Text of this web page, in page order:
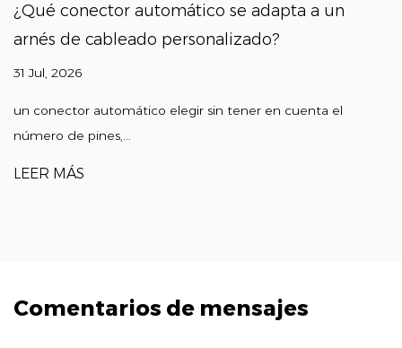
¿Qué conector automático se adapta a un
arnés de cableado personalizado?
31 Jul, 2026
un conector automático elegir sin tener en cuenta el
número de pines,...
LEER MÁS
Comentarios de mensajes